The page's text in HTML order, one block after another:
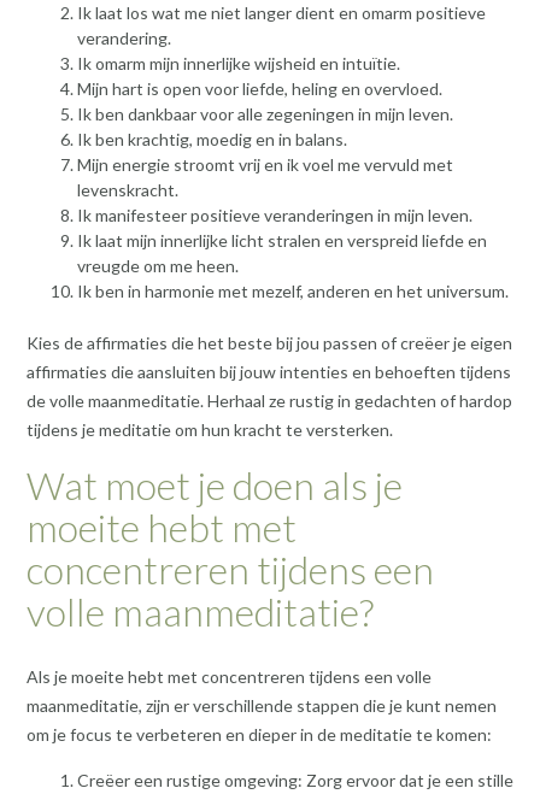
Ik laat los wat me niet langer dient en omarm positieve
verandering.
Ik omarm mijn innerlijke wijsheid en intuïtie.
Mijn hart is open voor liefde, heling en overvloed.
Ik ben dankbaar voor alle zegeningen in mijn leven.
Ik ben krachtig, moedig en in balans.
Mijn energie stroomt vrij en ik voel me vervuld met
levenskracht.
Ik manifesteer positieve veranderingen in mijn leven.
Ik laat mijn innerlijke licht stralen en verspreid liefde en
vreugde om me heen.
Ik ben in harmonie met mezelf, anderen en het universum.
Kies de affirmaties die het beste bij jou passen of creëer je eigen
affirmaties die aansluiten bij jouw intenties en behoeften tijdens
de volle maanmeditatie. Herhaal ze rustig in gedachten of hardop
tijdens je meditatie om hun kracht te versterken.
Wat moet je doen als je
moeite hebt met
concentreren tijdens een
volle maanmeditatie?
Als je moeite hebt met concentreren tijdens een volle
maanmeditatie, zijn er verschillende stappen die je kunt nemen
om je focus te verbeteren en dieper in de meditatie te komen:
Creëer een rustige omgeving: Zorg ervoor dat je een stille